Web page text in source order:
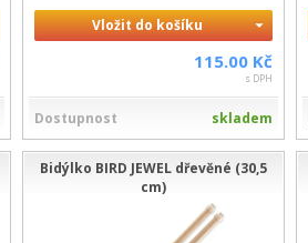
Vložit do košíku
115.00 Kč
s DPH
Dostupnost skladem
Bidýlko BIRD JEWEL dřevěné (30,5
cm)